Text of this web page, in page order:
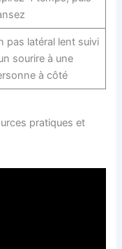
pas latéral lent suivi
sourire à une
à côté
pratiques et